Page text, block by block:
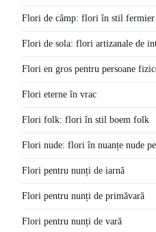
Flori de câmp: flori în stil fermier
Flori de sola: flori artizanale de
Flori en gros pentru persoane
Flori eterne în vrac
Flori folk: flori în stil boem folk
Flori nude: flori în nuanțe nude
Flori pentru nunți de iarnă
Flori pentru nunți de primăvară
Flori pentru nunți de vară